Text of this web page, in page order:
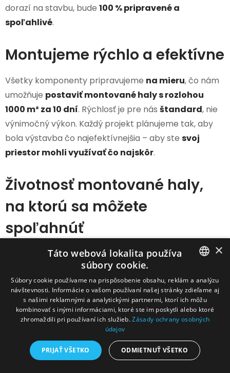
dorazí na stavbu, bude 100 % pripravené a
spoľahlivé.
Montujeme rýchlo a efektívne
Všetky komponenty pripravujeme na mieru, čo nám
umožňuje postaviť montované haly s rozlohou
1000 m² za 10 dní. Rýchlosť je pre nás štandard, nie
výnimočný výkon. Každý projekt plánujeme tak, aby
bola výstavba čo najefektívnejšia – aby ste svoj
priestor mohli využívať čo najskôr.
Životnosť montované haly,
na ktorú sa môžete
spoľahnúť
Naše montované haly navrhujeme s dôrazom na
dlhovekosť a nízku údržbu. Vďaka použitým
materiálom a precíznej výrobe dosahujú konštrukcie
životnosťaž 100 rokov. Vaša hala tak bude plne
funkčná aj pre ďalšiu generáciu.
A pretože vieme, že
dôvera sa nebuduje slovami
poskytujeme na náš systém ajzáruku až 30 rokov
na kľúčové konštrukčné časti. Je to nášzáväzok
SLOVAK
×
Táto webová lokalita používa
súbory cookie.
Súbory cookie používame na prispôsobenie obsahu, reklám a analýzu
návštevnosti. Informácie o vašom používaní našej stránky zdieľame aj
s našimi reklamnými a analytickými partnermi, ktorí ich môžu
kombinovať s inými informáciami, ktoré ste im poskytli alebo ktoré
zhromaždili pri používaní ich služieb. Zásady ochrany osobných
údajov
PRIJAŤ VŠETKO ODMIETNUŤ VŠETKO